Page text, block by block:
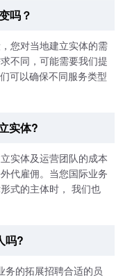
吗？
您对当地建立实体的需
不同，可能需要我们提
可以确保不同服务类型
实体?
实体及运营团队的成本
代雇佣。当您国际业务
式的主体时， 我们也
吗?
务的拓展招聘合适的员